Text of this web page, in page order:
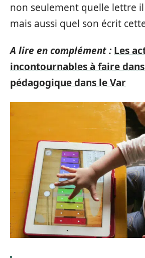
non seulement quelle lettre
mais aussi quel son écrit
A lire en complément : Les
incontournables à faire
pédagogique dans le Var